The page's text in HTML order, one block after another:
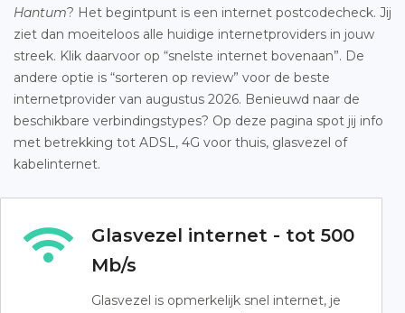
Hantum? Het begintpunt is een internet postcodecheck. Jij
ziet dan moeiteloos alle huidige internetproviders in jouw
streek. Klik daarvoor op “snelste internet bovenaan”. De
andere optie is “sorteren op review” voor de beste
internetprovider van augustus 2026. Benieuwd naar de
beschikbare verbindingstypes? Op deze pagina spot jij info
met betrekking tot ADSL, 4G voor thuis, glasvezel of
kabelinternet.
Glasvezel internet - tot 500
Mb/s
Glasvezel is opmerkelijk snel internet, je